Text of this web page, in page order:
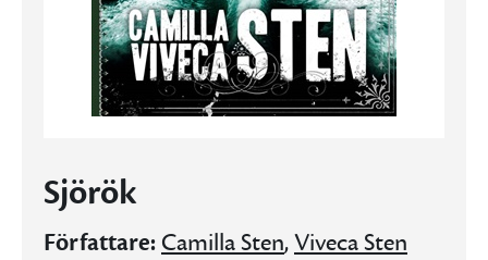
Sjörök
Författare: Camilla Sten,Viveca Sten